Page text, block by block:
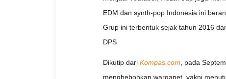
EDM dan synth-pop Indonesia ini
Grup ini terbentuk sejak tahun 2016
DPS
Dikutip dari Kompas.com , pada
menghebohkan warganet, yakni